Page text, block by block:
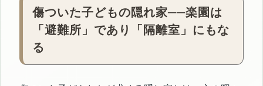
傷ついた子どもの隠れ家──楽園は
「避難所」であり「隔離室」にもな
る